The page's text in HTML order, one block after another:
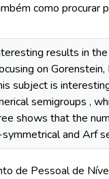
como procurar
results in
on
subject is
semigroups ,
shows that the
and Arf
de Pessoal de